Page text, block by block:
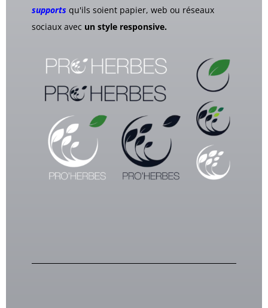
supports qu'ils soient papier, web ou réseaux
sociaux avec un style responsive.